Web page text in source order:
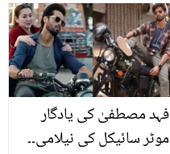
جواب دیا؟
فہد مصطفیٰ کی یادگار
موٹر سائیکل کی نیلامی۔۔